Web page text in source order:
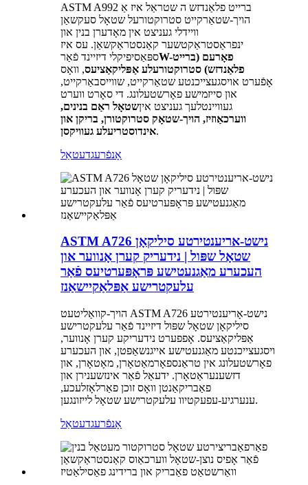
ASTM A992 ברייט פלאַנדזש ה שטראַל איז אַ
הויך-שטאַרקייט סטרוקטורעל שטאָל סעקשאַן
וויידלי געניצט אין מאָדערן בנין און
ינפראַסטראַקטשער קאַנסטראַקשאַן. עס איז
ספּאַסיפיקלי דיזיינד פֿאַרW-פאָרעם (ברייט
פלאַנדזש) סטרוקטורעלע אַפּליקאַציעס, וואָס
אָפֿערט ​​אויסגעצייכנטע שטאַרקייט, שווייסבאַרקייט,
און סייזמישע פאָרשטעלונג. די סאָרט ווערט
געוויינטלעך געניצט איןשטאָל ראַם בנינים,
ווערכאַוזיז, הויך-שטאָק סטרוקטורן, בריקן און
אינדוסטריעלע געוויקסן.
אָנפֿרעגדעטאַל
ASTM A726 נישט-אריענטירטע סיליקאָן
שטאָל שפּול | נידעריק קערן אָנווער און
העכערע מאַגנעטישע פּראָפּערטיעס פֿאַר
עלעקטרישע אַפּלאַקיישאַנז
הויך-קוואַליטעט ASTM A726 נישט-אָריענטירטע
סיליקאָן שטאָל שפּול דיזיינד פֿאַר עלעקטרישע
אַפּליקאַציעס. אָפפערט נידעריקע קערן אָנווער,
ויסגעצייכנטע מאַגנעטישע אייגנשאַפטן, און העכערע
פאָרשטעלונג אין טראַנספאָרמאַטאָרן, מאָטאָרן, און
דזשענעראַטאָרן. ידעאַל פֿאַר אינזשענירן און
פאַבריקאַנטן וואָס זוכן פאַרלאָזלעכע,
ענערגיע-עפעקטיוו עלעקטרישע שטאָל לייזונגען.
אָנפֿרעגדעטאַל